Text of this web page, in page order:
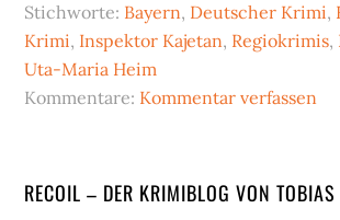
Stichworte: Bayern, Deutscher Krimi,
Krimi, Inspektor Kajetan, Regiokrimis,
Uta-Maria Heim
Kommentare: Kommentar verfassen
Seitenspalte
RECOIL – DER KRIMIBLOG VON